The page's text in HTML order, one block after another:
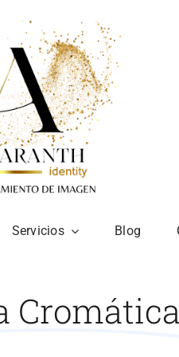
Servicios Blog
Cromática